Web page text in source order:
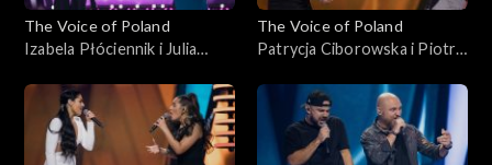
The Voice of Poland
Izabela Płóciennik i Julia
Were Waiting (For Me)”;
„The Voice of Poland”, Bitwy,
26 października 2024
The Voice of Poland
Patrycja Ciborowska i Piotr
Poland”, Bitwy, 26
października 2024